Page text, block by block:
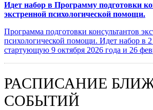
Идет набор в Программу подготовки
экстренной психологической помощи.
Программа подготовки консультантов
психологической помощи. Идет набор в
стартующую 9 октября 2026 года и 26
РАСПИСАНИЕ
СОБЫТИЙ